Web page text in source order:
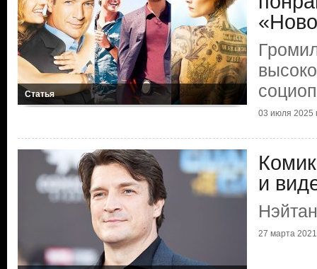
Статья
03 июля 2025
и
27 марта 2021